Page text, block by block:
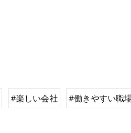
#楽しい会社 #働きやすい職